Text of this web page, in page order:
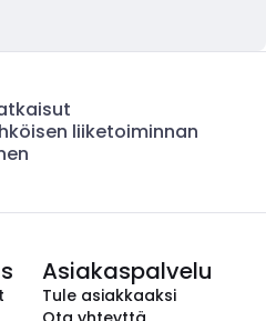
liiketoiminnan
Asiakaspalvelu
Tule asiakkaaksi